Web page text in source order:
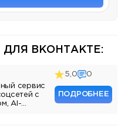
ВКОНТАКТЕ:
сервис
с
AI-
5,0 0
ПОДРОБНЕЕ